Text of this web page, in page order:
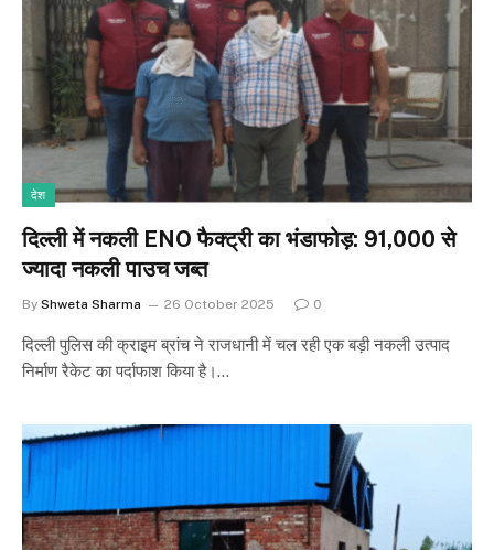
देश
दिल्ली में नकली ENO फैक्ट्री का भंडाफोड़: 91,000 से
ज्यादा नकली पाउच जब्त
By Shweta Sharma 26 October 2025 0
दिल्ली पुलिस की क्राइम ब्रांच ने राजधानी में चल रही एक बड़ी नकली उत्पाद
निर्माण रैकेट का पर्दाफाश किया है।…